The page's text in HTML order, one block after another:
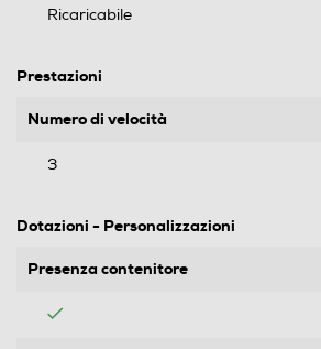
Ricaricabile
Prestazioni
Numero di velocità
3
Dotazioni - Personalizzazioni
Presenza contenitore